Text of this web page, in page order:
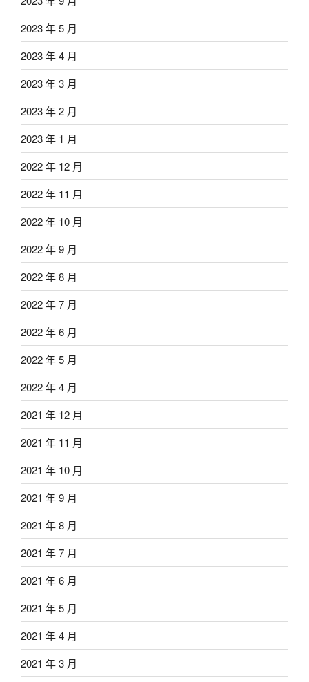
2023 年 5 月
2023 年 4 月
2023 年 3 月
2023 年 2 月
2023 年 1 月
2022 年 12 月
2022 年 11 月
2022 年 10 月
2022 年 9 月
2022 年 8 月
2022 年 7 月
2022 年 6 月
2022 年 5 月
2022 年 4 月
2021 年 12 月
2021 年 11 月
2021 年 10 月
2021 年 9 月
2021 年 8 月
2021 年 7 月
2021 年 6 月
2021 年 5 月
2021 年 4 月
2021 年 3 月